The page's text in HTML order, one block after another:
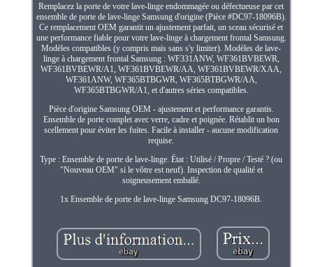
Remplacez la porte de votre lave-linge endommagée ou défectueuse par cet
ensemble de porte de lave-linge Samsung d'origine (Pièce #DC97-18096B).
Ce remplacement OEM garantit un ajustement parfait, un sceau sécurisé et
une performance fiable pour votre lave-linge à chargement frontal Samsung.
Modèles compatibles (y compris mais sans s'y limiter). Modèles de lave-
linge à chargement frontal Samsung : WF331ANW, WF361BVBEWR,
WF361BVBEWR/A1, WF361BVBEWR/AA, WF361BVBEWR/XAA,
WF361ANW, WF365BTBGWR, WF365BTBGWR/AA,
WF365BTBGWR/A1, et d'autres séries compatibles.
Pièce d'origine Samsung OEM - ajustement et performance garantis.
Ensemble de porte complet avec verre, cadre et poignée. Rétablit un bon
scellement pour éviter les fuites. Facile à installer - aucune modification
requise.
Type : Ensemble de porte de lave-linge. État : Utilisé / Propre / Testé ? (ou
"Nouveau OEM" si le vôtre est neuf). Inspection de qualité et
soigneusement emballé.
1x Ensemble de porte de lave-linge Samsung DC97-18096B.